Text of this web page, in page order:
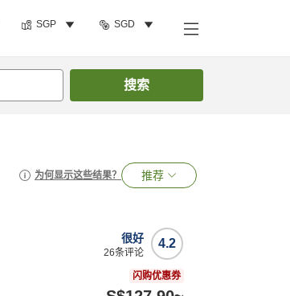
SGP SGD
搜索
为何显示这些结果？ 推荐
4.2
很好
26条评论
闪购优惠券